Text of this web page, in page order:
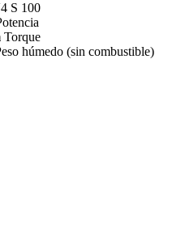
S 100
Torque
húmedo (sin combustible)